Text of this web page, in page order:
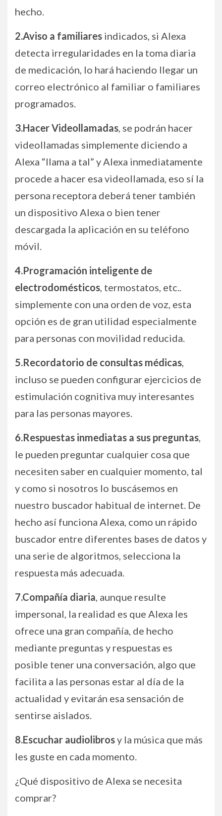
hecho.
2.Aviso a familiares indicados, si Alexa
detecta irregularidades en la toma diaria
de medicación, lo hará haciendo llegar un
correo electrónico al familiar o familiares
programados.
3.Hacer Videollamadas, se podrán hacer
videollamadas simplemente diciendo a
Alexa “llama a tal” y Alexa inmediatamente
procede a hacer esa videollamada, eso sí la
persona receptora deberá tener también
un dispositivo Alexa o bien tener
descargada la aplicación en su teléfono
móvil.
4.Programación inteligente de
electrodomésticos, termostatos, etc..
simplemente con una orden de voz, esta
opción es de gran utilidad especialmente
para personas con movilidad reducida.
5.Recordatorio de consultas médicas,
incluso se pueden configurar ejercicios de
estimulación cognitiva muy interesantes
para las personas mayores.
6.Respuestas inmediatas a sus preguntas,
le pueden preguntar cualquier cosa que
necesiten saber en cualquier momento, tal
y como si nosotros lo buscásemos en
nuestro buscador habitual de internet. De
hecho así funciona Alexa, como un rápido
buscador entre diferentes bases de datos y
una serie de algoritmos, selecciona la
respuesta más adecuada.
7.Compañía diaria, aunque resulte
impersonal, la realidad es que Alexa les
ofrece una gran compañía, de hecho
mediante preguntas y respuestas es
posible tener una conversación, algo que
facilita a las personas estar al día de la
actualidad y evitarán esa sensación de
sentirse aislados.
8.Escuchar audiolibrosy la música que más
les guste en cada momento.
¿Qué dispositivo de Alexa se necesita
comprar?